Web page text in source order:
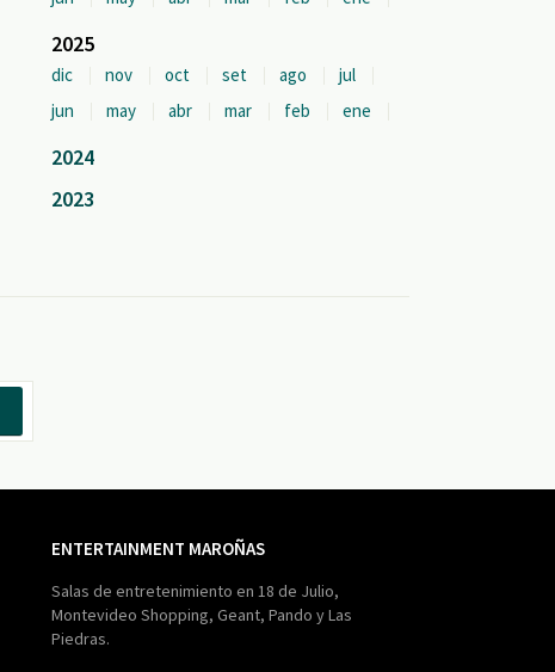
2025
dic nov oct set ago
jul
jun
may abr mar feb ene
2024
2023
ENTERTAINMENT MAROÑAS
Salas de entretenimiento en 18 de Julio,
Montevideo Shopping, Geant, Pando y Las
Piedras.